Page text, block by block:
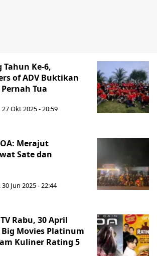
Ke-6,
of ADV Buktikan
Tua
27 Okt 2025 - 20:59
Merajut
Sate dan
Jun 2025 - 22:44
Rabu, 30 April
Big Movies Platinum
Kuliner Rating 5